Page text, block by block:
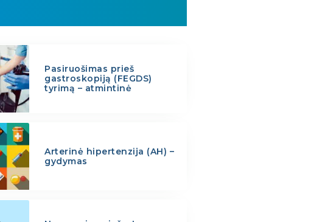
Pasiruošimas prieš
gastroskopiją (FEGDS)
tyrimą – atmintinė
Arterinė hipertenzija (AH) –
gydymas